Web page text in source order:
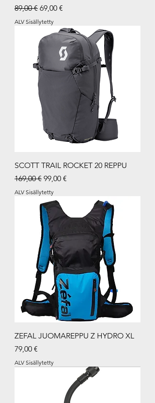
Normaali hinta
89,00 € Alehinta
69,00 €
ALV Sisällytetty
SCOTT TRAIL ROCKET 20 REPPU
Normaali hinta
169,00 € Alehinta
99,00 €
ALV Sisällytetty
ZEFAL JUOMAREPPU Z HYDRO XL
Hinta
79,00 €
ALV Sisällytetty